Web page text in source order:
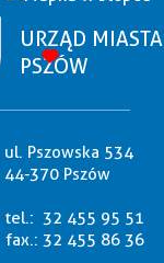
URZĄD MIASTA
PSZÓW
ul. Pszowska 534
44-370 Pszów
tel.: 32 455 95 51
fax.: 32 455 86 36